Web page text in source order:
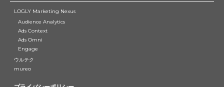
LOGLY Marketing Nexus
Audience Analytics
Ads Context
Ads Omni
Engage
ウルテク
mureo